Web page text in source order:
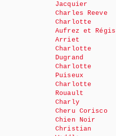
Jacquier
Charles Reeve
Charlotte
Aufrez et Régis
Arriet
Charlotte
Dugrand
Charlotte
Puiseux
Charlotte
Rouault
Charly
Cheru Corisco
Chien Noir
Christian